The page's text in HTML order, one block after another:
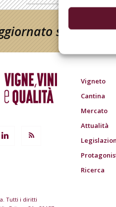
sul
Tutti i diritti
Vigneto
Cantina
Mercato
Attualità
Ricerca